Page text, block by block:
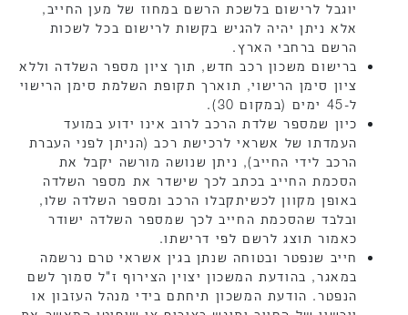
יוגבל לרישום בלשכת הרשם במחוז של מען החייב,
אלא ניתן יהיה להגיש בקשות לרישום בכל לשכות
הרשם ברחבי הארץ.
ברישום משכון רכב חדש, תוך ציון מספר השלדה וללא
ציון סימן הרישוי, תוארך תקופת השלמת סימן הרישוי
ל-45 ימים (במקום 30).
כיון שמספר שלדת הרכב לרוב אינו ידוע במועד
העמדתו של אשראי לרכישת רכב (הניתן לפני העברת
הרכב לידי החייב), ניתן שנושה מורשה יקבל את
הסכמת החייב בכתב לכך שישדר את מספר השלדה
באופן מקוון לכשיתקבלו הרכב ומספר השלדה שלו,
ובלבד שהסכמת החייב לכך שמספר השלדה ישודר
כאמור תוצג לרשם לפי דרישתו.
חייב שנפטר ובטוחה שנתן בגין אשראי טרם נרשמה
במאגר, בהודעת המשכון יצוין הצירוף ז"ל סמוך לשם
הנפטר. הודעת המשכון תיחתם בידי מנהל העזבון או